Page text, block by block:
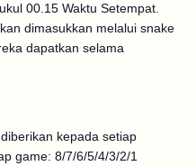
00.15 Waktu Setempat.
dimasukkan melalui snake
dapatkan selama
kepada setiap
game: 8/7/6/5/4/3/2/1